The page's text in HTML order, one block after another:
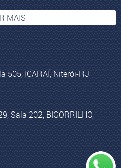
MAIS
Colômbia
italiana
505, ICARAÍ, Niterói-RJ
Sala 202, BIGORRILHO,